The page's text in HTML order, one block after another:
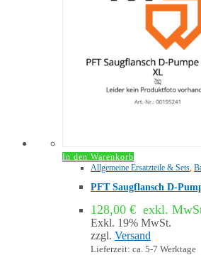
In den Warenkorb
Allgemeine Ersatzteile & Sets
PFT Saugflansch D-
128,00 € exkl.
Exkl. 19% MwSt.
zzgl. Versand
Lieferzeit: ca. 5-7 Werktage